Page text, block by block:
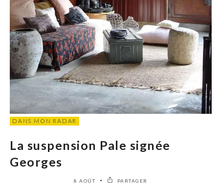
DANS MON RADAR
La suspension Pale signée
Georges
8 AOÛT PARTAGER